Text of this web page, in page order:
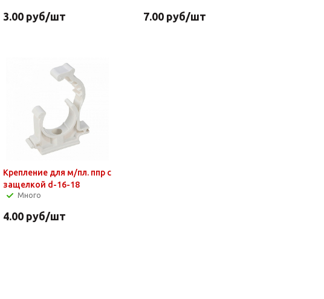
3.00 руб/шт 7.00руб/шт
Крепление для м/пл. ппр с
защелкой d-16-18
Много
4.00 руб/шт